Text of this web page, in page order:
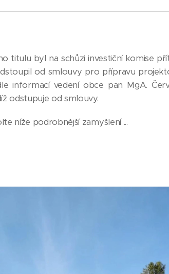
titulu byl na schůzi investiční komise
od smlouvy pro přípravu
informací vedení obce pan MgA.
odstupuje od smlouvy.
níže podrobnější zamyšlení ...